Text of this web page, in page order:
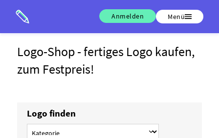
Anmelden Menü
Logo-Shop - fertiges Logo kaufen,
zum Festpreis!
Logo finden